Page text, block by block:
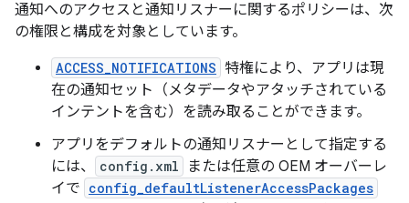
通知へのアクセスと通知リスナーに関するポリシーは、次
の権限と構成を対象としています。
ACCESS_NOTIFICATIONS 特権により、アプリは現
在の通知セット（メタデータやアタッチされている
インテントを含む）を読み取ることができます。
アプリをデフォルトの通知リスナーとして指定する
には、
config.xml
または任意の OEM オーバーレ
イで config_defaultListenerAccessPackages